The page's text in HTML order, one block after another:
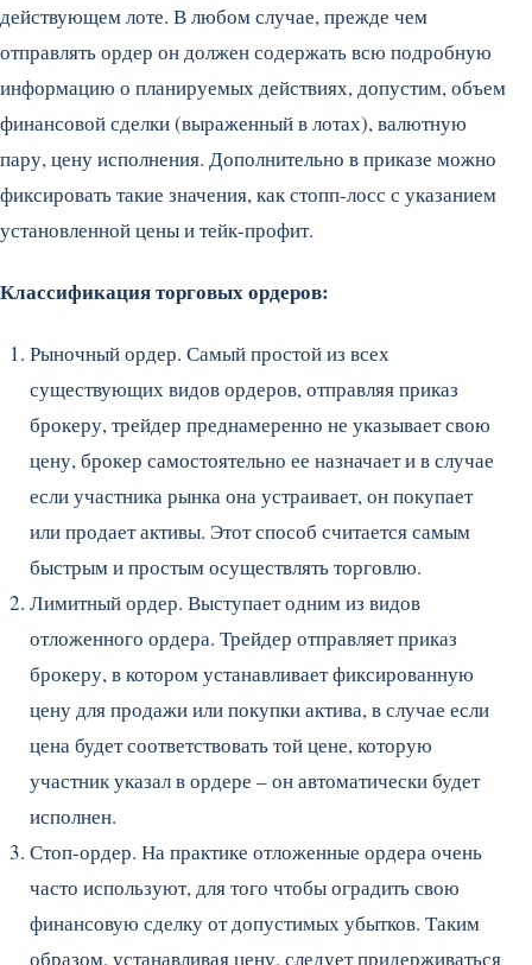
действующем лоте. В любом случае, прежде чем
отправлять ордер он должен содержать всю подробную
информацию о планируемых действиях, допустим, объем
финансовой сделки (выраженный в лотах), валютную
пару, цену исполнения. Дополнительно в приказе можно
фиксировать такие значения, как стопп-лосс с указанием
установленной цены и тейк-профит.
Классификация торговых ордеров:
Рыночный ордер. Самый простой из всех
существующих видов ордеров, отправляя приказ
брокеру, трейдер преднамеренно не указывает свою
цену, брокер самостоятельно ее назначает и в случае
если участника рынка она устраивает, он покупает
или продает активы. Этот способ считается самым
быстрым и простым осуществлять торговлю.
Лимитный ордер. Выступает одним из видов
отложенного ордера. Трейдер отправляет приказ
брокеру, в котором устанавливает фиксированную
цену для продажи или покупки актива, в случае если
цена будет соответствовать той цене, которую
участник указал в ордере – он автоматически будет
исполнен.
Стоп-ордер. На практике отложенные ордера очень
часто используют, для того чтобы оградить свою
финансовую сделку от допустимых убытков. Таким
образом, устанавливая цену, следует придерживаться